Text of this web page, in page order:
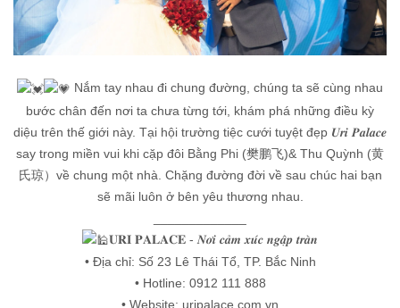
Nắm tay nhau đi chung đường, chúng ta sẽ cùng nhau
bước chân đến nơi ta chưa từng tới, khám phá những điều kỳ
diệu trên thế giới này. Tại hội trường tiệc cưới tuyệt đẹp 𝑼𝒓𝒊 𝑷𝒂𝒍𝒂𝒄𝒆
say trong miền vui khi cặp đôi Bằng Phi (樊鹏飞)& Thu Quỳnh (黄
氏琼）về chung một nhà. Chặng đường đời về sau chúc hai bạn
sẽ mãi luôn ở bên yêu thương nhau.
𝐔𝐑𝐈 𝐏𝐀𝐋𝐀𝐂𝐄 - 𝑵𝒐̛𝒊 𝒄𝒂̉𝒎 𝒙𝒖́𝒄 𝒏𝒈𝒂̣̂𝒑 𝒕𝒓𝒂̀𝒏
• Địa chỉ: Số 23 Lê Thái Tổ, TP. Bắc Ninh
• Hotline: 0912 111 888
• Website: uripalace.com.vn